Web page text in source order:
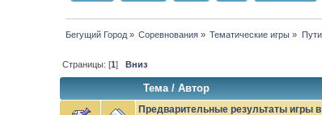
Бегущий Город» Соревнования» Тематические игры »
Страницы: [1] Вниз
Тема/ Автор
Предварительные результаты игры